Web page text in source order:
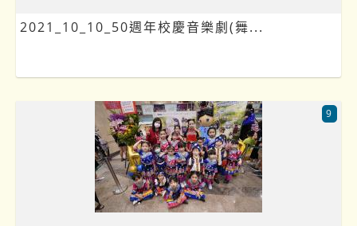
2021_10_10_50週年校慶音樂劇(舞...
9